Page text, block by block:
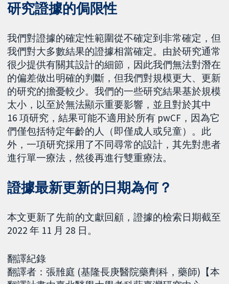
研究證據的侷限性
我們對證據的確定性範圍從不確定到非常確定，但
我們對大多數結果的證據相當確定。由於研究通常
很少提供有關其設計的細節，因此我們無法對潛在
的偏差做出明確的判斷，但我們對規模更大、更新
的研究的擔憂較少。我們的一些研究結果基於規模
太小，以至於無法顯示重要影響，並且對於其中
16 項研究，結果可能不適用於所有 pwCF，因為它
們僅包括特定年齡的人（即僅成人或兒童）。此
外，一項研究採用了不同尋常的設計，其先對患者
進行單一療法，然後再進行雙重療法。
證據最新更新的日期為何？
本文更新了先前的文獻回顧，證據的檢索日期截至
2022 年 11 月 28 日。
翻譯紀錄
翻譯者：張雃庭 (基隆長庚醫院藥劑科，藥師)【本